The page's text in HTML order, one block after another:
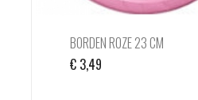
BORDEN ROZE 23 CM
€3,49